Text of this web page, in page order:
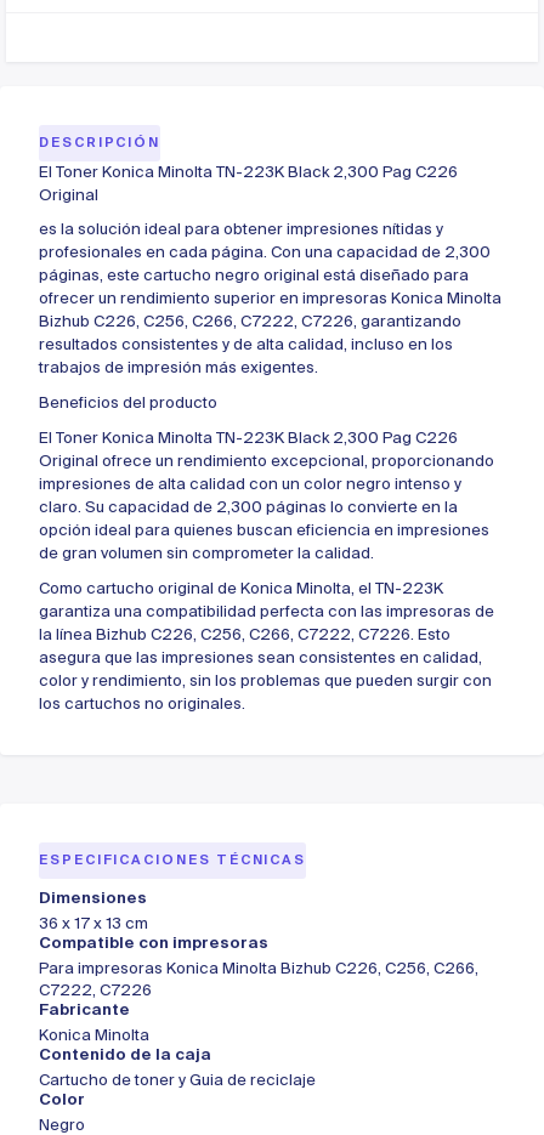
DESCRIPCIÓN
El Toner Konica Minolta TN-223K Black 2,300 Pag C226
Original
es la solución ideal para obtener impresiones nítidas y
profesionales en cada página. Con una capacidad de 2,300
páginas, este cartucho negro original está diseñado para
ofrecer un rendimiento superior en impresoras Konica Minolta
Bizhub C226, C256, C266, C7222, C7226, garantizando
resultados consistentes y de alta calidad, incluso en los
trabajos de impresión más exigentes.
Beneficios del producto
El Toner Konica Minolta TN-223K Black 2,300 Pag C226
Original ofrece un rendimiento excepcional, proporcionando
impresiones de alta calidad con un color negro intenso y
claro. Su capacidad de 2,300 páginas lo convierte en la
opción ideal para quienes buscan eficiencia en impresiones
de gran volumen sin comprometer la calidad.
Como cartucho original de Konica Minolta, el TN-223K
garantiza una compatibilidad perfecta con las impresoras de
la línea Bizhub C226, C256, C266, C7222, C7226. Esto
asegura que las impresiones sean consistentes en calidad,
color y rendimiento, sin los problemas que pueden surgir con
los cartuchos no originales.
ESPECIFICACIONES TÉCNICAS
Dimensiones
36 x 17 x 13 cm
Compatible con impresoras
Para impresoras Konica Minolta Bizhub C226, C256, C266,
C7222, C7226
Fabricante
Konica Minolta
Contenido de la caja
Cartucho de toner y Guia de reciclaje
Color
Negro